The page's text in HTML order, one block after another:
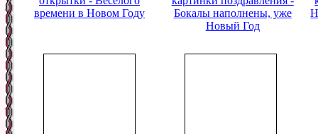
времени в Новом Году
Бокалы наполнены, уже
Новый Год